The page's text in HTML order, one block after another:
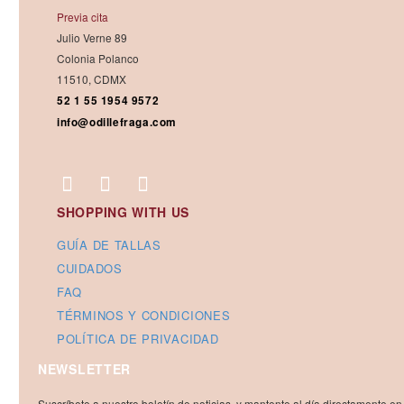
Previa cita
Julio Verne 89
Colonia Polanco
11510, CDMX
52 1 55 1954 9572
info@odillefraga.com
SHOPPING WITH US
GUÍA DE TALLAS
CUIDADOS
FAQ
TÉRMINOS Y CONDICIONES
POLÍTICA DE PRIVACIDAD
NEWSLETTER